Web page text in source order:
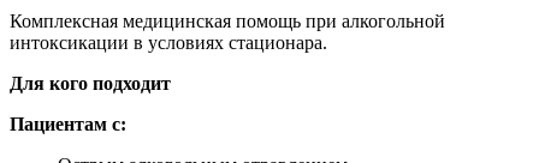
Комплексная медицинская помощь при алкогольной
интоксикации в условиях стационара.
Для кого подходит
Пациентам с: